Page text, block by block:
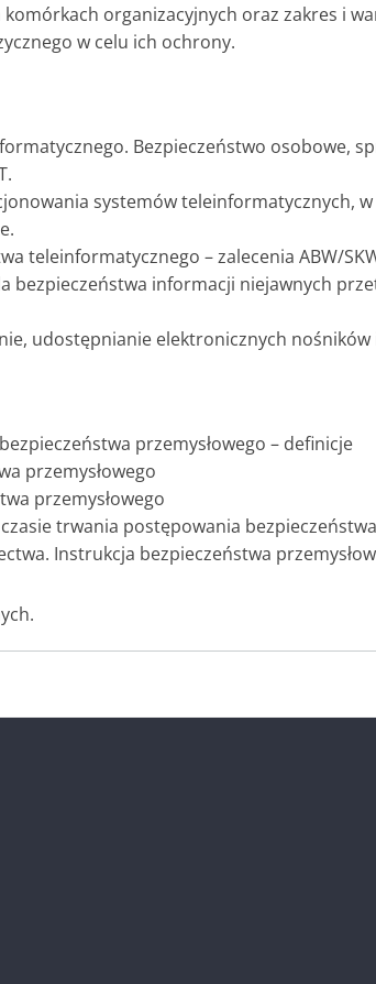
komórkach organizacyjnych oraz zakres i
w celu ich ochrony.
Bezpieczeństwo osobowe,
systemów teleinformatycznych,
teleinformatycznego – zalecenia ABW/
bezpieczeństwa informacji niejawnych
udostępnianie elektronicznych
przemysłowego – definicje
przemysłowego
przemysłowego
trwania postępowania
Instrukcja bezpieczeństwa